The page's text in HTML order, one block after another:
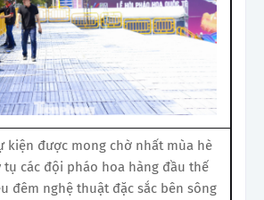
kiện được mong chờ nhất mùa hè
tụ các đội pháo hoa hàng đầu thế
đêm nghệ thuật đặc sắc bên sông